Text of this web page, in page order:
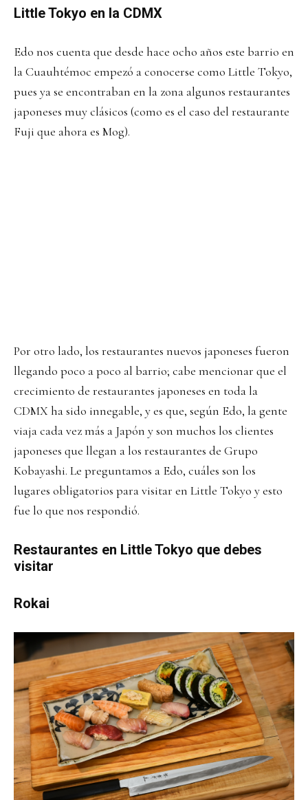
Little Tokyo en la CDMX
Edo nos cuenta que desde hace ocho años este barrio en
la Cuauhtémoc empezó a conocerse como Little Tokyo,
pues ya se encontraban en la zona algunos restaurantes
japoneses muy clásicos (como es el caso del restaurante
Fuji que ahora es Mog).
Por otro lado, los restaurantes nuevos japoneses fueron
llegando poco a poco al barrio; cabe mencionar que el
crecimiento de restaurantes japoneses en toda la
CDMX ha sido innegable, y es que, según Edo, la gente
viaja cada vez más a Japón y son muchos los clientes
japoneses que llegan a los restaurantes de Grupo
Kobayashi. Le preguntamos a Edo, cuáles son los
lugares obligatorios para visitar en Little Tokyo y esto
fue lo que nos respondió.
Restaurantes en Little Tokyo que debes
visitar
Rokai